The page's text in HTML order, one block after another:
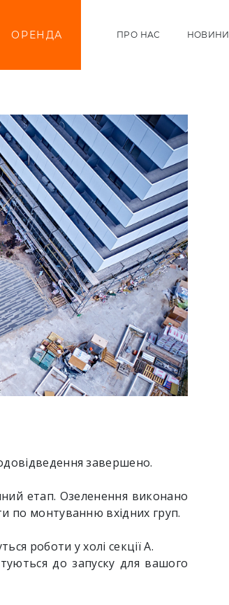
ОРЕНДА ПРО НАС НОВИНИ
завершено.
етап. Озеленення виконано
по монтуванню вхідних груп.
роботи у холі секції А.
до запуску для вашого